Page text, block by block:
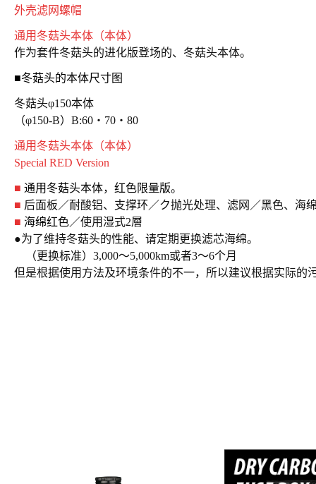
外壳滤网螺帽
通用冬菇头本体（本体）
作为套件冬菇头的进化版登场的、冬菇头本体。
■冬菇头的本体尺寸图
冬菇头φ150本体
（φ150-B）B:60・70・80
通用冬菇头本体（本体）
Special RED Version
■ 通用冬菇头本体，红色限量版。
■ 后面板／耐酸铝、支撑环／ク抛光处理、滤网／黑色、海
■ 海绵红色／使用湿式2層
●为了维持冬菇头的性能、请定期更换滤芯海绵。
（更换标准）3,000～5,000km或者3～6个月
但是根据使用方法及环境条件的不一，所以建议根据实际的